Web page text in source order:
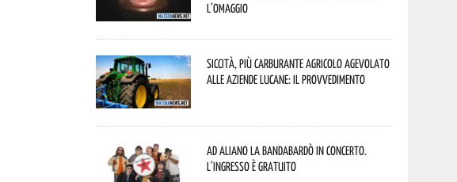
l’omaggio
Siccità, più carburante agricolo agevolato
alle aziende lucane: il provvedimento
Ad Aliano la Bandabardò in concerto.
L’ingresso è gratuito